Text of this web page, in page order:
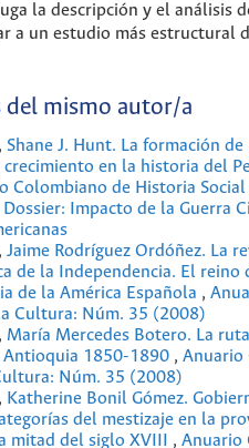
la descripción y el análisis
a un estudio más estructural
mismo autor/a
Shane J. Hunt. La formación
en la historia del
Colombiano de Historia
Impacto de la Guerra
Jaime Rodríguez Ordóñez. La
de la Independencia. El reino
de la América Española ,
Cultura: Núm. 35 (2008)
María Mercedes Botero. La
1850-1890 , Anuario
Núm. 35 (2008)
Katherine Bonil Gómez.
del mestizaje en la
mitad del siglo XVIII , Anuario